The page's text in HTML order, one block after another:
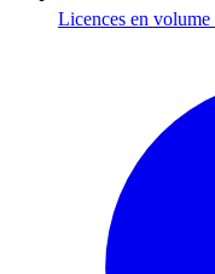
Licences en volume